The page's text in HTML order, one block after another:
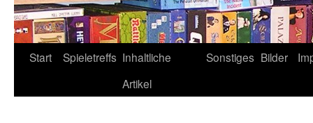
Start Spieletreffs Inhaltliche
Artikel
Sonstiges Bilder